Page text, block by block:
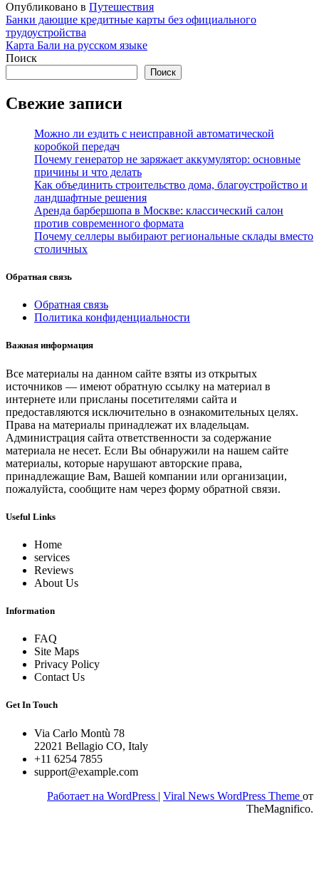
Опубликовано в Путешествия
Навигация
по
записям
Банки дающие кредитные карты без официального
трудоустройства
Карта Бали на русском языке
Поиск
Поиск
Свежие записи
Можно ли ездить с неисправной автоматической
коробкой передач
Почему генератор не заряжает аккумулятор: основные
причины и что делать
Как объединить строительство дома, благоустройство и
ландшафтные решения
Аренда барбершопа в Москве: классический салон
против современного формата
Почему селлеры выбирают региональные склады вместо
столичных
Обратная связь
Обратная связь
Политика конфиденциальности
Важная информация
Все материалы на данном сайте взяты из открытых
источников — имеют обратную ссылку на материал в
интернете или присланы посетителями сайта и
предоставляются исключительно в ознакомительных целях.
Права на материалы принадлежат их владельцам.
Администрация сайта ответственности за содержание
материала не несет. Если Вы обнаружили на нашем сайте
материалы, которые нарушают авторские права,
принадлежащие Вам, Вашей компании или организации,
пожалуйста, сообщите нам через форму обратной связи.
Useful Links
Home
services
Reviews
About Us
Information
FAQ
Site Maps
Privacy Policy
Contact Us
Get In Touch
Via Carlo Montù 78
22021 Bellagio CO, Italy
+11 6254 7855
support@example.com
Работает на WordPress | Viral News WordPress Theme от
TheMagnifico.